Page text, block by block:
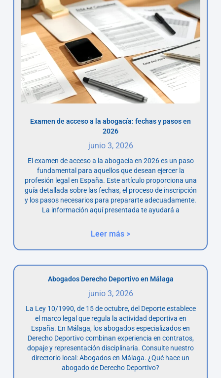
Examen de acceso a la abogacía: fechas y pasos en
2026
junio 3, 2026
El examen de acceso a la abogacía en 2026 es un paso
fundamental para aquellos que desean ejercer la
profesión legal en España. Este artículo proporciona una
guía detallada sobre las fechas, el proceso de inscripción
y los pasos necesarios para prepararte adecuadamente.
La información aquí presentada te ayudará a
Leer más >
Abogados Derecho Deportivo en Málaga
junio 3, 2026
La Ley 10/1990, de 15 de octubre, del Deporte establece
el marco legal que regula la actividad deportiva en
España. En Málaga, los abogados especializados en
Derecho Deportivo combinan experiencia en contratos,
dopaje y representación disciplinaria. Consulte nuestro
directorio local: Abogados en Málaga. ¿Qué hace un
abogado de Derecho Deportivo?